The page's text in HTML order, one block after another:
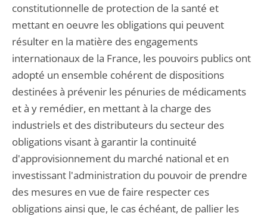
constitutionnelle de protection de la santé et
mettant en oeuvre les obligations qui peuvent
résulter en la matière des engagements
internationaux de la France, les pouvoirs publics ont
adopté un ensemble cohérent de dispositions
destinées à prévenir les pénuries de médicaments
et à y remédier, en mettant à la charge des
industriels et des distributeurs du secteur des
obligations visant à garantir la continuité
d'approvisionnement du marché national et en
investissant l'administration du pouvoir de prendre
des mesures en vue de faire respecter ces
obligations ainsi que, le cas échéant, de pallier les